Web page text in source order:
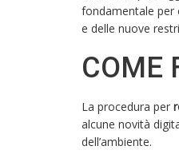
fondamentale per
e delle nuove
COME
La procedura per
alcune novità
dell’ambiente.